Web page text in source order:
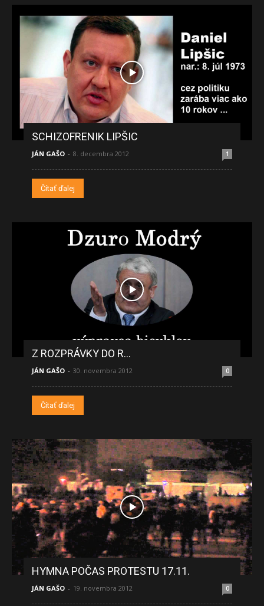
SCHIZOFRENIK LIPŠIC
JÁN GAŠO - 8. decembra 2012 1
Čítať ďalej
Z ROZPRÁVKY DO R…
JÁN GAŠO - 30. novembra 2012 0
Čítať ďalej
HYMNA POČAS PROTESTU 17.11.
JÁN GAŠO - 19. novembra 2012 0